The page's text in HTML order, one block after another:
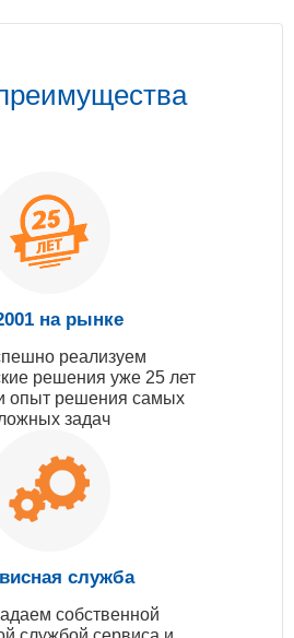
на рынке
реализуем
решения уже 25 лет
опыт решения самых
задач
служба
собственной